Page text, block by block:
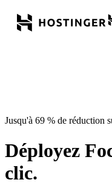
Jusqu'à 69 % de réduction
Déployez
clic.